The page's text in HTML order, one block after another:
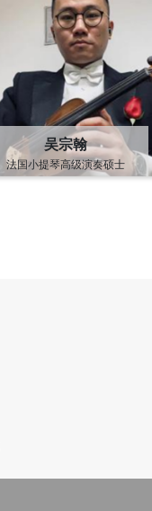
吴宗翰
法国小提琴高级演奏硕士
法国高等音乐教育硕士